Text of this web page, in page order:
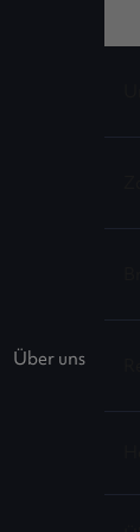
Über uns